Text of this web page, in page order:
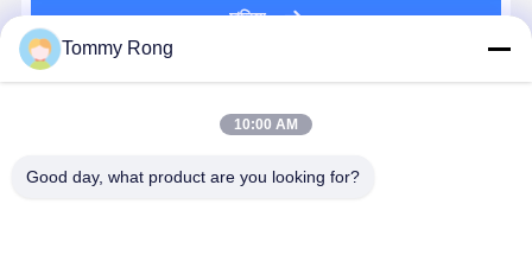
চালিয়ে
Tommy Rong
10:00 AM
Good day, what product are you looking for?